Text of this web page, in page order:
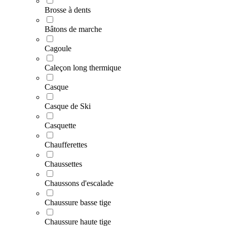
Brosse à dents
Bâtons de marche
Cagoule
Caleçon long thermique
Casque
Casque de Ski
Casquette
Chaufferettes
Chaussettes
Chaussons d'escalade
Chaussure basse tige
Chaussure haute tige